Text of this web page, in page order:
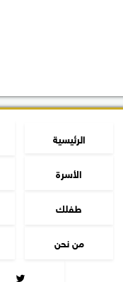
الرئيسية
الأسرة
طفلك
من نحن
